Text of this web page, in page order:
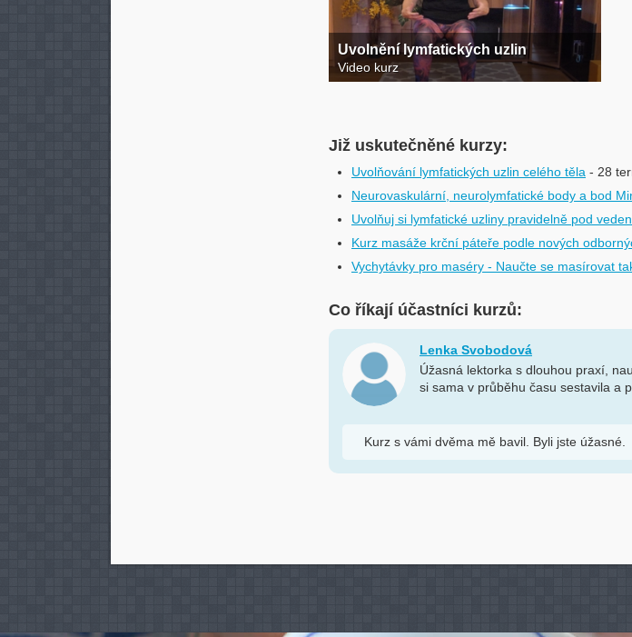
Uvolnění lymfatických uzlin
Video kurz
Již uskutečněné kurzy:
Uvolňování lymfatických uzlin celého těla - 28
Neurovaskulární, neurolymfatické body a bod
Uvolňuj si lymfatické uzliny pravidelně pod
Kurz masáže krční páteře podle nových
Vychytávky pro maséry - Naučte se masírovat
Co říkají účastníci kurzů:
Lenka Svobodová
Úžasná lektorka s dlouhou praxí,
si sama v průběhu času sestavila a
Kurz s vámi dvěma mě bavil. Byli jste úžasné.